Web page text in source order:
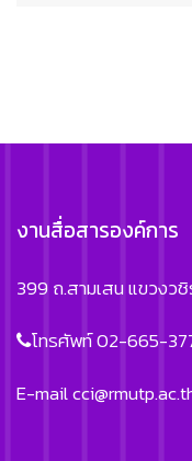
งานสื่อสารองค์การ
399 ถ.สามเสน แขวงว
โทรศัพท์ 02-665-
E-mail